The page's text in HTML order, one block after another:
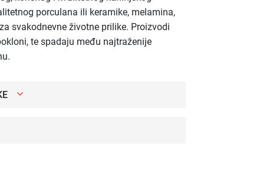
porculana ili keramike, melamina,
svakodnevne životne prilike. Proizvodi
te spadaju među najtraženije